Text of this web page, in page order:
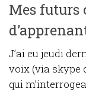
Mes futurs
J’ai eu jeudi
voix (via skype
qui